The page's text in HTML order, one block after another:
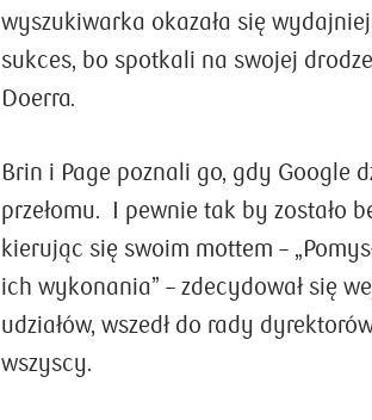
wyszukiwarka okazała się
sukces, bo spotkali na swojej
Doerra.
Brin i Page poznali go, gdy Google
przełomu. I pewnie tak by zostało
kierując się swoim mottem –
ich wykonania” – zdecydował się
udziałów, wszedł do rady
wszyscy.
ZOBACZ SZCZEGÓŁY